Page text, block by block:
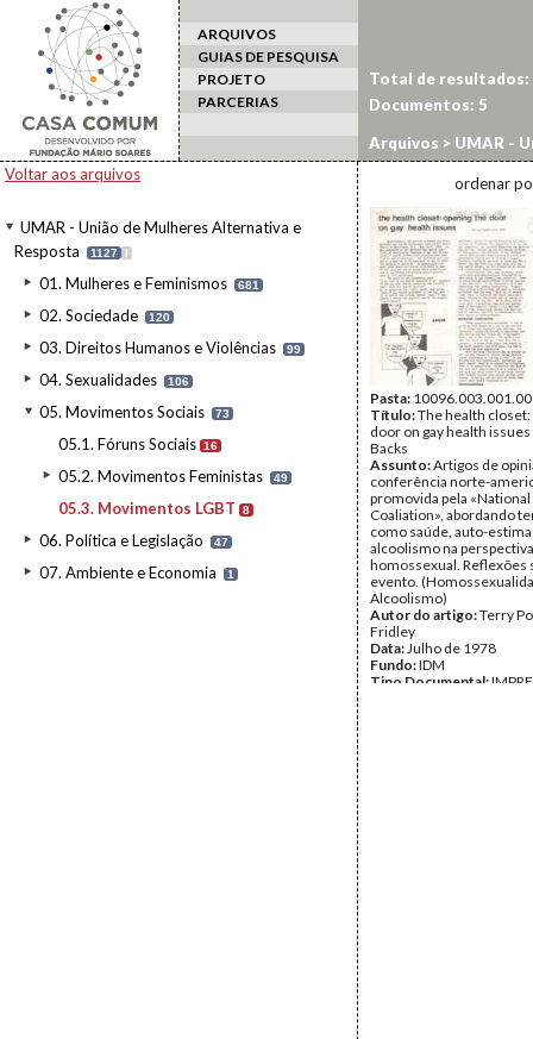
ARQUIVOS
GUIAS DE PESQUISA
PROJETO
PARCERIAS
Voltar aos arquivos
UMAR - União de Mulheres Alternativa e
Resposta
1127 I
01. Mulheres e Feminismos 681
02. Sociedade 120
03. Direitos Humanos e Violências 99
04. Sexualidades 106
05. Movimentos Sociais 73
05.1. Fóruns Sociais 16
05.2. Movimentos Feministas 49
05.3. Movimentos LGBT 8
06. Política e Legislação 47
07. Ambiente e Economia 1
Total de resultados:
Documentos: 5
Arquivos > UMAR -
Movimentos LGBT
ordenar
Pasta:
Título:The health
door on gay health
Backs
Assunto:Artigos de
conferência norte-
promovida pela
Coaliation», abordando
como saúde, auto-
alcoolismo na perspectiva
homossexual. Reflexões
evento.
Alcoolismo)
Autor do artigo:Terry
Fridley
Data:Julho de 1978
Fundo:IDM
Tipo Documental: